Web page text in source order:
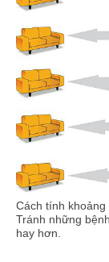
Cách tính khoảng
Tránh những
hay hơn.